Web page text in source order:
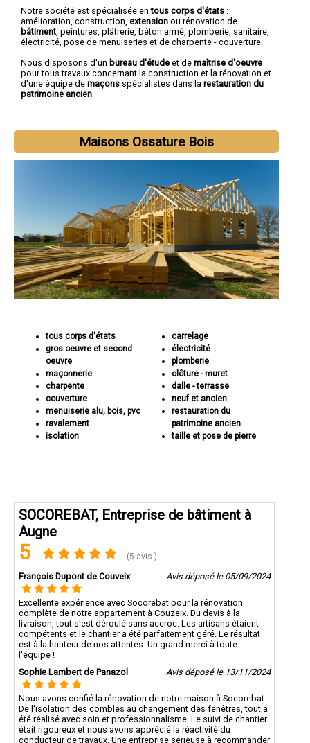
Notre société est spécialisée entous corps d'états :
amélioration, construction, extension ou rénovation de
bâtiment , peintures, plâtrerie, béton armé, plomberie, sanitaire,
électricité, pose de menuiseries et de charpente - couverture.
Nous disposons d'un bureau d'étude et de maîtrise d'oeuvre
pour tous travaux concernant la construction et la rénovation et
d'une équipe de maçons spécialistes dans la restauration du
patrimoine ancien
Maisons Ossature Bois
tous corps d'états
gros oeuvre et second
oeuvre
maçonnerie
charpente
couverture
menuiserie alu, bois, pvc
ravalement
isolation
carrelage
électricité
plomberie
clôture - muret
dalle - terrasse
neuf et ancien
restauration du
patrimoine ancien
taille et pose de pierre
SOCOREBAT, Entreprise de bâtiment à
Augne
5 (5 avis )
François Dupont de Couveix Avis déposé le 05/09/2024
Excellente expérience avec Socorebat pour la rénovation
complète de notre appartement à Couzeix. Du devis à la
livraison, tout s'est déroulé sans accroc. Les artisans étaient
compétents et le chantier a été parfaitement géré. Le résultat
est à la hauteur de nos attentes. Un grand merci à toute
l'équipe !
Sophie Lambert de Panazol
Avis déposé le 13/11/2024
Nous avons confié la rénovation de notre maison à Socorebat.
De l'isolation des combles au changement des fenêtres, tout a
été réalisé avec soin et professionnalisme. Le suivi de chantier
était rigoureux et nous avons apprécié la réactivité du
conducteur de travaux. Une entreprise sérieuse à recommander